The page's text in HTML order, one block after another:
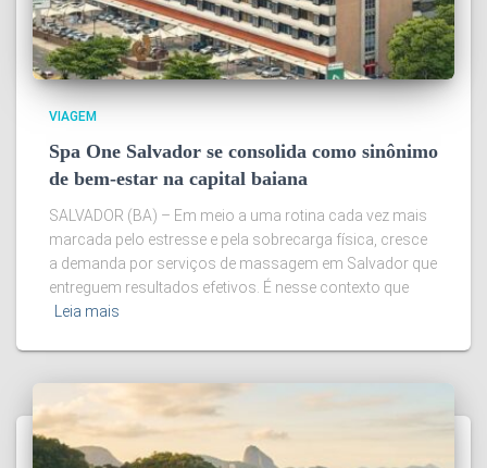
VIAGEM
Spa One Salvador se consolida como sinônimo
de bem-estar na capital baiana
SALVADOR (BA) – Em meio a uma rotina cada vez mais
marcada pelo estresse e pela sobrecarga física, cresce
a demanda por serviços de massagem em Salvador que
entreguem resultados efetivos. É nesse contexto que
Leia mais